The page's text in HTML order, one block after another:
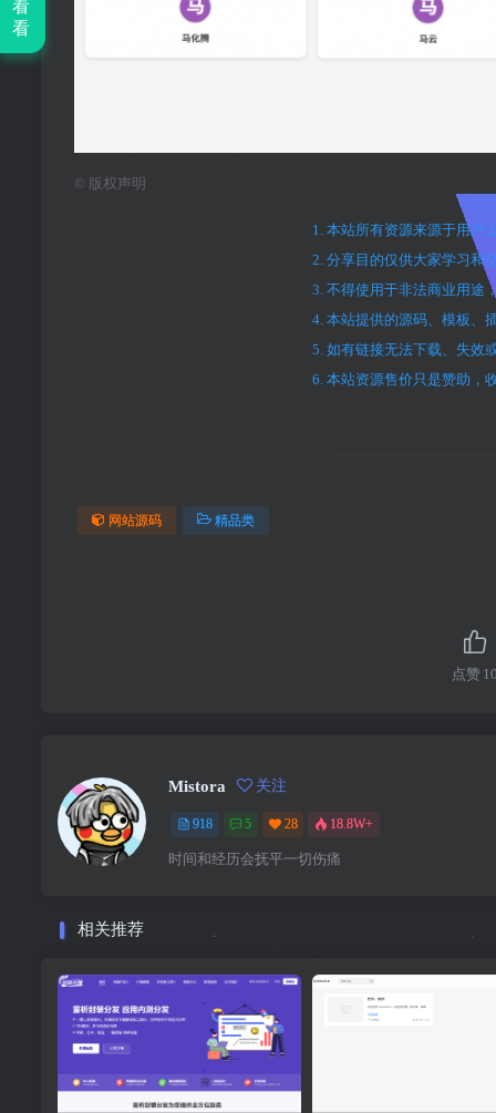
© 版权声明
1. 本站所有资源来源于用户
2. 分享目的仅供大家学习和
3. 不得使用于非法商业用途
4. 本站提供的源码、模板、
5. 如有链接无法下载、失效
6. 本站资源售价只是赞助，
网站源码 精品类
点赞
Mistora 关注
918 5 28 18.8W+
时间和经历会抚平一切伤痛
相关推荐
看
看